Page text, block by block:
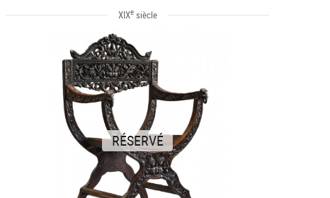
XIXesiècle
RÉSERVÉ